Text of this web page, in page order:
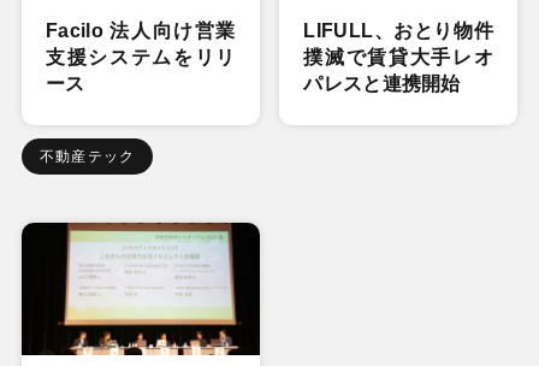
Facilo 法人向け営業
支援システムをリリ
ース
不動産テック
LIFULL、おとり物件
撲滅で賃貸大手レオ
パレスと連携開始